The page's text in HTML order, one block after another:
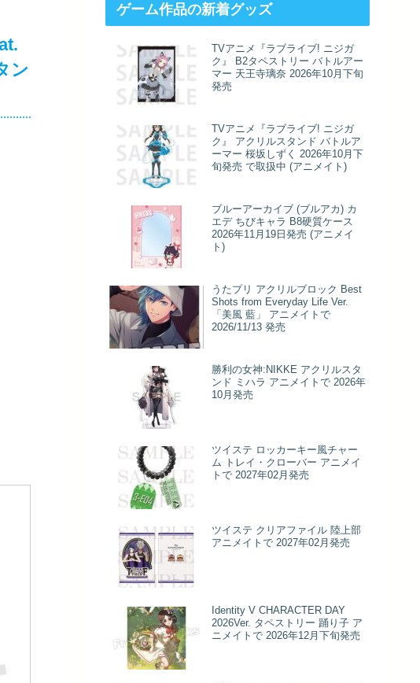
ン
ゲーム作品の新着グッズ
TVアニメ『ラブライブ! ニジガ
ク』 B2タペストリー バトルアー
マー 天王寺璃奈 2026年10月下旬
発売
TVアニメ『ラブライブ! ニジガ
ク』 アクリルスタンド バトルア
ーマー 桜坂しずく 2026年10月下
旬発売 で取扱中 (アニメイト)
ブルーアーカイブ (ブルアカ) カ
エデ ちびキャラ B8硬質ケース
2026年11月19日発売 (アニメイ
ト)
うたプリ アクリルブロック Best
Shots from Everyday Life Ver.
「美風 藍」 アニメイトで
2026/11/13 発売
勝利の女神:NIKKE アクリルスタ
ンド ミハラ アニメイトで 2026年
10月発売
ツイステ ロッカーキー風チャー
ム トレイ・クローバー アニメイ
トで 2027年02月発売
ツイステ クリアファイル 陸上部
アニメイトで 2027年02月発売
Identity V CHARACTER DAY
2026Ver. タペストリー 踊り子 ア
ニメイトで 2026年12月下旬発売